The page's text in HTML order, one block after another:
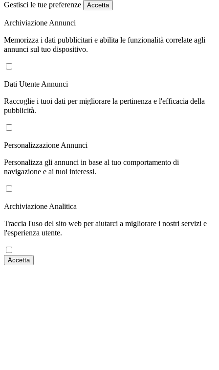
Gestisci le tue preferenze Accetta
Archiviazione Annunci
Memorizza i dati pubblicitari e abilita le funzionalità correlate agli
annunci sul tuo dispositivo.
Dati Utente Annunci
Raccoglie i tuoi dati per migliorare la pertinenza e l'efficacia della
pubblicità.
Personalizzazione Annunci
Personalizza gli annunci in base al tuo comportamento di
navigazione e ai tuoi interessi.
Archiviazione Analitica
Traccia l'uso del sito web per aiutarci a migliorare i nostri servizi e
l'esperienza utente.
Accetta